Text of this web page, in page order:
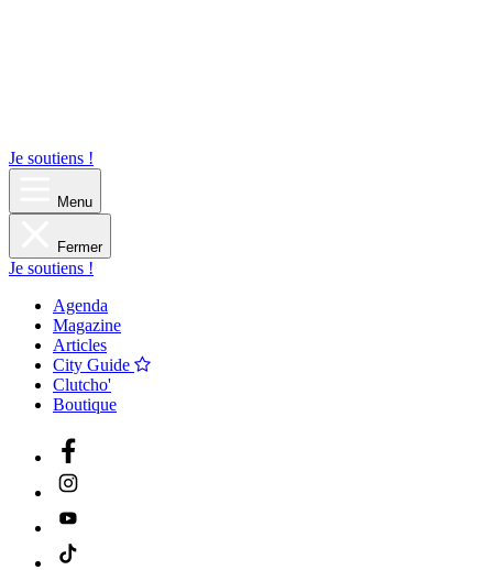
Je soutiens !
Menu
Fermer
Je soutiens !
Agenda
Magazine
Articles
City Guide
Clutcho'
Boutique